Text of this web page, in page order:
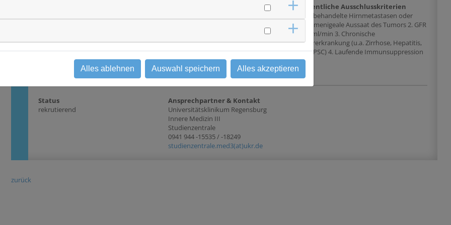
Interventionsstudie Phase III
Wesentliche Einschlusskriterien
mehr durch eine Lokaltherapie heilbar ist.
2. PD-L1 Expression mit einem CPS von ≥ 1
3. ECOG 0-1 4. Keine vorherige
Systemtherapie im nicht-kurativen
Stadium
Wesentliche Ausschlusskriterien
1. Unbehandelte Hirnmetastasen oder
leptomenigeale Aussaat des Tumors 2. GFR
< 50 ml/min 3. Chronische
Lebererkrankung (u.a. Zirrhose, Hepatitis,
PBC, PSC) 4. Laufende Immunsuppression
Status
rekrutierend
Ansprechpartner & Kontakt
Universitätsklinikum Regensburg
Innere Medizin III
Studienzentrale
0941 944 -15535 / -18249
studienzentrale.med3(at)ukr.de
zurück
Alles ablehnen Auswahl speichern Alles akzeptieren